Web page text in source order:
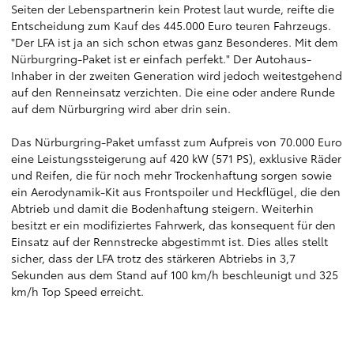
Seiten der Lebenspartnerin kein Protest laut wurde, reifte die
Entscheidung zum Kauf des 445.000 Euro teuren Fahrzeugs.
"Der LFA ist ja an sich schon etwas ganz Besonderes. Mit dem
Nürburgring-Paket ist er einfach perfekt." Der Autohaus-
Inhaber in der zweiten Generation wird jedoch weitestgehend
auf den Renneinsatz verzichten. Die eine oder andere Runde
auf dem Nürburgring wird aber drin sein.
Das Nürburgring-Paket umfasst zum Aufpreis von 70.000 Euro
eine Leistungssteigerung auf 420 kW (571 PS), exklusive Räder
und Reifen, die für noch mehr Trockenhaftung sorgen sowie
ein Aerodynamik-Kit aus Frontspoiler und Heckflügel, die den
Abtrieb und damit die Bodenhaftung steigern. Weiterhin
besitzt er ein modifiziertes Fahrwerk, das konsequent für den
Einsatz auf der Rennstrecke abgestimmt ist. Dies alles stellt
sicher, dass der LFA trotz des stärkeren Abtriebs in 3,7
Sekunden aus dem Stand auf 100 km/h beschleunigt und 325
km/h Top Speed erreicht.